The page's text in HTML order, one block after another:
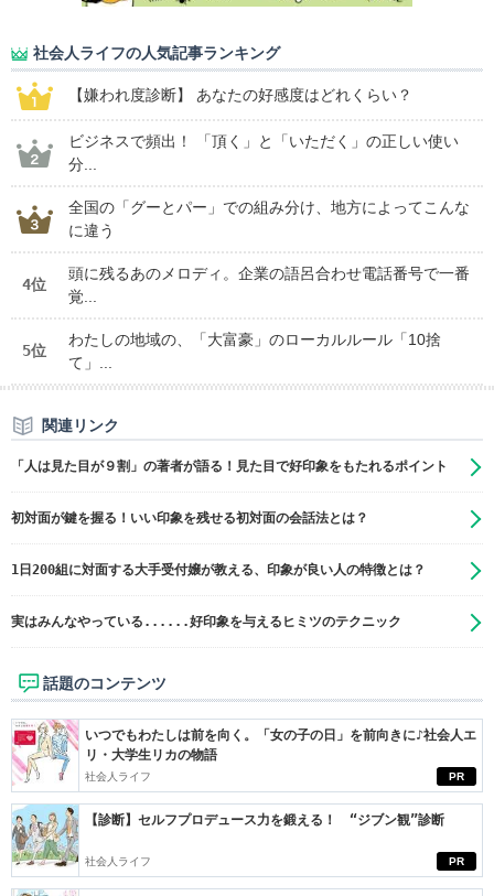
社会人ライフの人気記事ランキング
【嫌われ度診断】 あなたの好感度はどれくらい？
ビジネスで頻出！ 「頂く」と「いただく」の正しい使い
分...
全国の「グーとパー」での組み分け、地方によってこんな
に違う
4位
頭に残るあのメロディ。企業の語呂合わせ電話番号で一番
覚...
5位
わたしの地域の、「大富豪」のローカルルール「10捨
て」...
関連リンク
「人は見た目が９割」の著者が語る！見た目で好印象をもたれるポイント
初対面が鍵を握る！いい印象を残せる初対面の会話法とは？
1日200組に対面する大手受付嬢が教える、印象が良い人の特徴とは？
実はみんなやっている......好印象を与えるヒミツのテクニック
話題のコンテンツ
PR
いつでもわたしは前を向く。「女の子の日」を前向きに♪社会人エ
リ・大学生リカの物語
社会人ライフ
PR
【診断】セルフプロデュース力を鍛える！ “ジブン観”診断
社会人ライフ